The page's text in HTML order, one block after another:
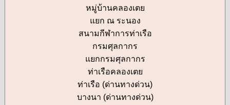
หมู่บ้านคลองเตย
แยก ณ ระนอง
สนามกีฬาการท่าเรือ
กรมศุลกากร
แยกกรมศุลกากร
ท่าเรือคลองเตย
ท่าเรือ (ด่านทางด่วน)
บางนา (ด่านทางด่วน)